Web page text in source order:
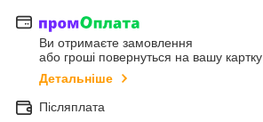
Ви отримаєте замовлення
або гроші повернуться на вашу картку
Детальніше
Післяплата